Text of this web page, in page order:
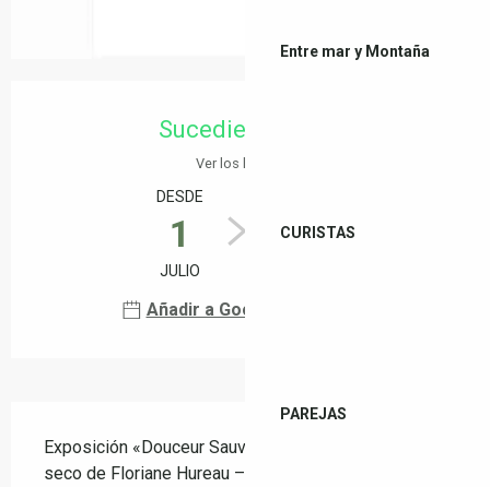
Entre mar y Montaña
CURISTAS
PAREJAS
Sucediendo hoy
Ver los horarios
DESDE
1
JULIO
29
Añadir a Google Calendar
Exposición «Douceur Sauvage»: dibujos al pastel
seco de Floriane Hureau – inauguración el sábado 4